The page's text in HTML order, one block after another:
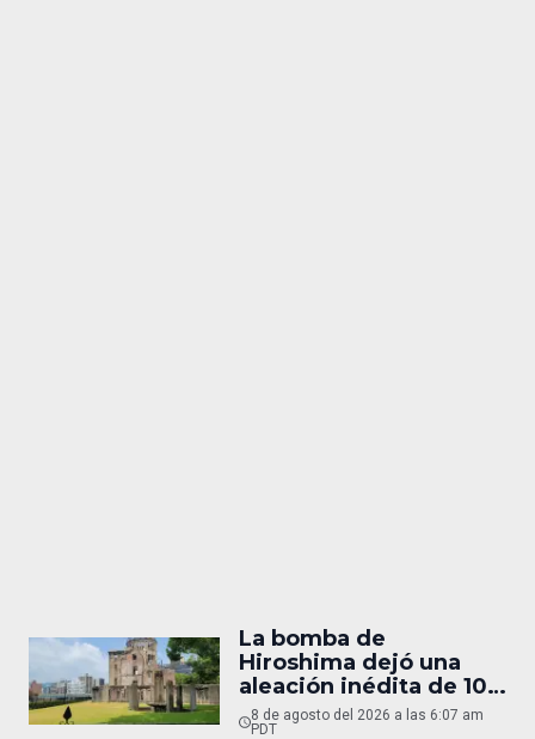
La bomba de
Hiroshima dejó una
aleación inédita de 10
micras
8 de agosto del 2026 a las 6:07 am
PDT